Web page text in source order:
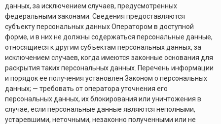
данных, за исключением случаев, предусмотренных
федеральными законами. Сведения предоставляются
субъекту персональных данных Оператором в доступной
форме, и в них не должны содержаться персональные данные,
относящиеся к другим субъектам персональных данных, за
исключением случаев, когда имеются законные основания для
раскрытия таких персональных данных. Перечень информации
и порядок ее получения установлен Законом о персональных
данных; — требовать от оператора уточнения его
персональных данных, их блокирования или уничтожения в
случае, если персональные данные являются неполными,
устаревшими, неточными, незаконно полученными или не